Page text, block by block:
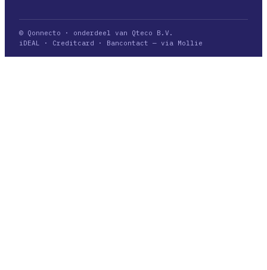
© Qonnecto · onderdeel van Qteco B.V.
iDEAL · Creditcard · Bancontact — via Mollie